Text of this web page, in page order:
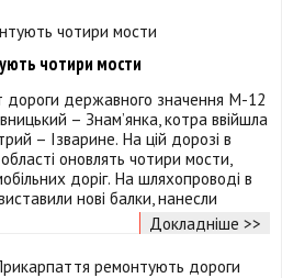
чотири мости
дороги державного значення М-12
– Знам’янка, котра ввійшла
– Ізварине. На цій дорозі в
оновлять чотири мости,
доріг. На шляхопроводі в
нові балки, нанесли
Докладніше >>